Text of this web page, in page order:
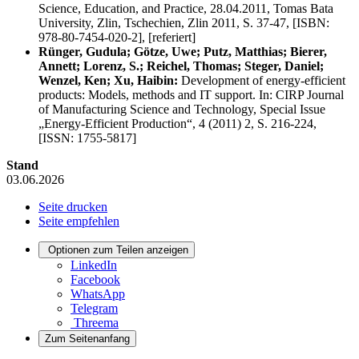
Science, Education, and Practice, 28.04.2011, Tomas Bata
University, Zlin, Tschechien, Zlin 2011, S. 37-47, [ISBN:
978-80-7454-020-2], [referiert]
Rünger, Gudula; Götze, Uwe; Putz, Matthias; Bierer,
Annett; Lorenz, S.; Reichel, Thomas; Steger, Daniel;
Wenzel, Ken; Xu, Haibin: Development of energy-efficient
products: Models, methods and IT support. In: CIRP Journal
of Manufacturing Science and Technology, Special Issue
„Energy-Efficient Production“, 4 (2011) 2, S. 216-224,
[ISSN: 1755-5817]
Stand
03.06.2026
Seite drucken
Seite empfehlen
Optionen zum Teilen anzeigen
LinkedIn
Facebook
WhatsApp
Telegram
Threema
Zum Seitenanfang